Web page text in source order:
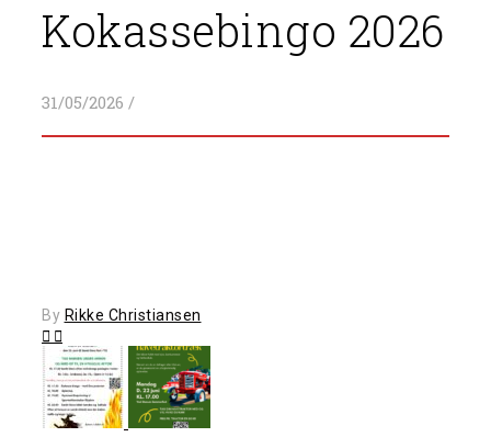
Kokassebingo 2026
31/05/2026 /
By Rikke Christiansen